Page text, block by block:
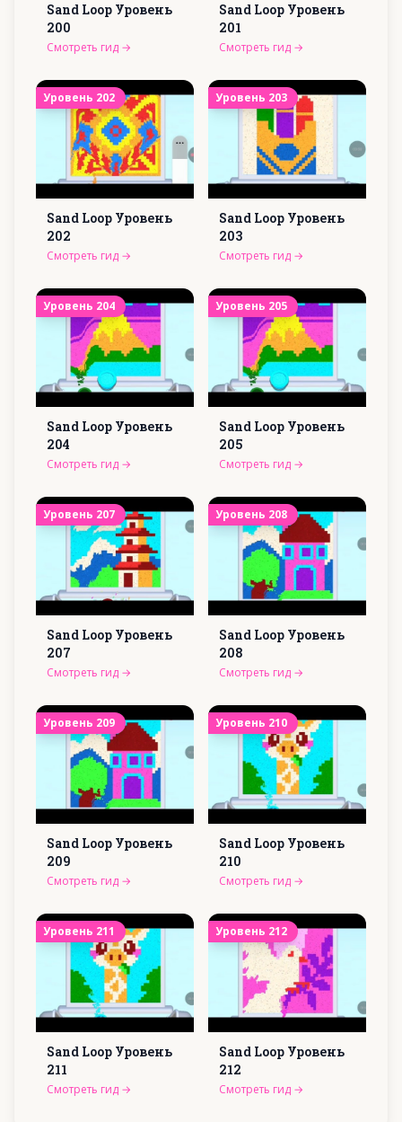
Sand Loop Уровень
200
Смотреть гид →
Sand Loop Уровень
201
Смотреть гид →
Уровень 202
Sand Loop Уровень
202
Смотреть гид →
Уровень 203
Sand Loop Уровень
203
Смотреть гид →
Уровень 204
Sand Loop Уровень
204
Смотреть гид →
Уровень 205
Sand Loop Уровень
205
Смотреть гид →
Уровень 207
Sand Loop Уровень
207
Смотреть гид →
Уровень 208
Sand Loop Уровень
208
Смотреть гид →
Уровень 209
Sand Loop Уровень
209
Смотреть гид →
Уровень 210
Sand Loop Уровень
210
Смотреть гид →
Уровень 211
Sand Loop Уровень
211
Смотреть гид →
Уровень 212
Sand Loop Уровень
212
Смотреть гид →